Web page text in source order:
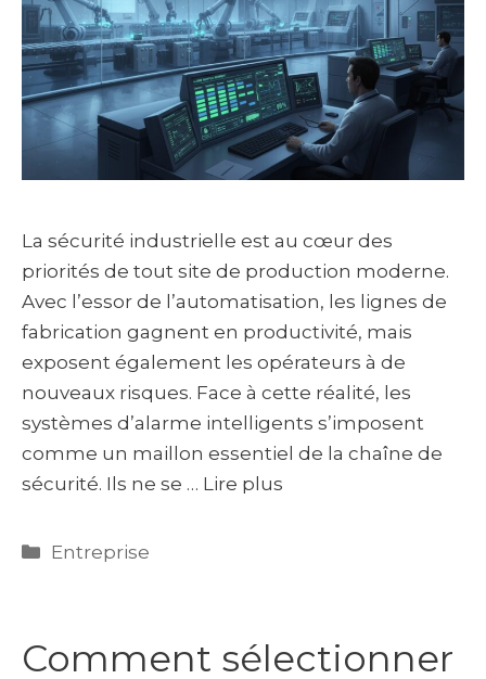
La sécurité industrielle est au cœur des
priorités de tout site de production moderne.
Avec l’essor de l’automatisation, les lignes de
fabrication gagnent en productivité, mais
exposent également les opérateurs à de
nouveaux risques. Face à cette réalité, les
systèmes d’alarme intelligents s’imposent
comme un maillon essentiel de la chaîne de
sécurité. Ils ne se … Lire plus
Catégories
Entreprise
Comment sélectionner